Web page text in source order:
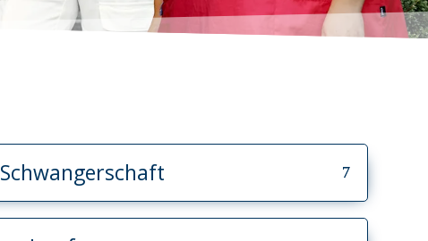
Schwangerschaft